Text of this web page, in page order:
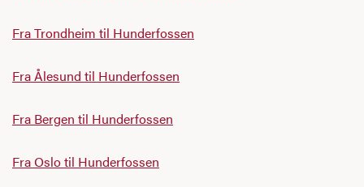
Fra Trondheim til Hunderfossen
Fra Ålesund til Hunderfossen
Fra Bergen til Hunderfossen
Fra Oslo til Hunderfossen